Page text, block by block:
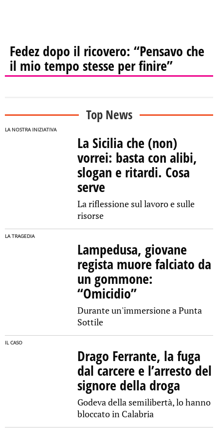
Fedez dopo il ricovero: “Pensavo che
il mio tempo stesse per finire”
Top News
LA NOSTRA INIZIATIVA
La Sicilia che (non)
vorrei: basta con alibi,
slogan e ritardi. Cosa
serve
La riflessione sul lavoro e sulle
risorse
LA TRAGEDIA
Lampedusa, giovane
regista muore falciato da
un gommone:
“Omicidio”
Durante un'immersione a Punta
Sottile
IL CASO
Drago Ferrante, la fuga
dal carcere e l’arresto del
signore della droga
Godeva della semilibertà, lo hanno
bloccato in Calabria